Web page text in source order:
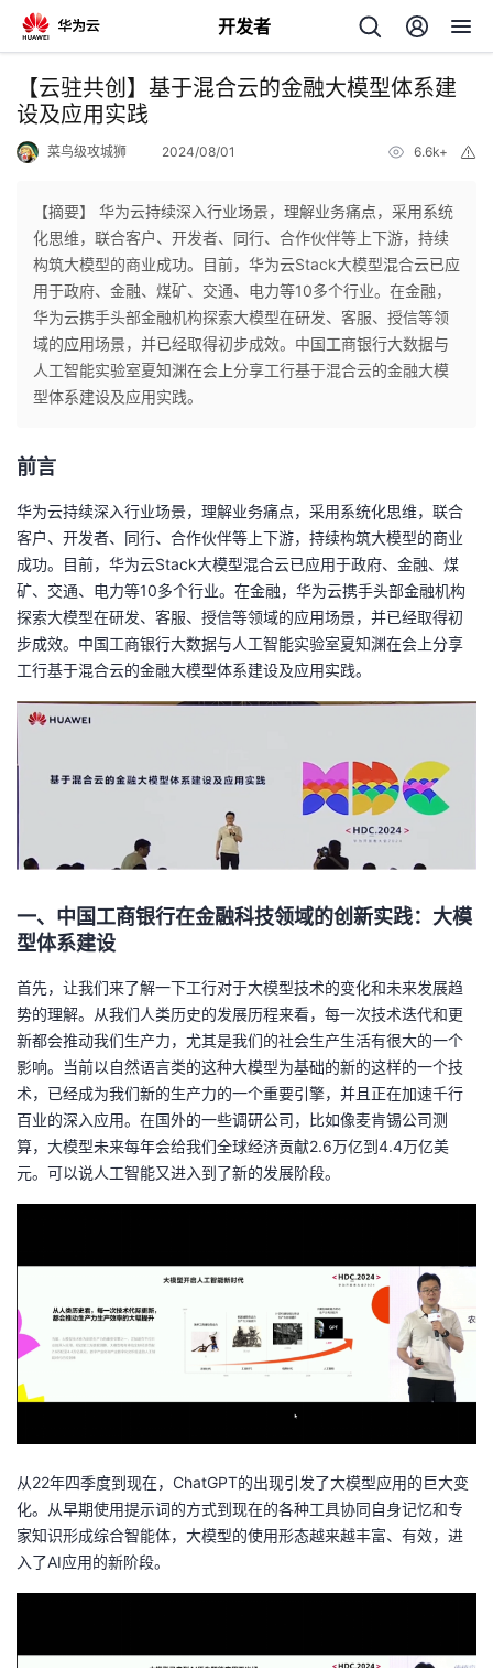
开发者
返
回
个
人
主
我
的
发
者
我
的
我
动
关
注
的
开
发
者
学
的
程
我
认
证
的
实
验
我
的
收
我
的
Programs
我
的
支
持
持
建
议
【云驻共创】基于混合云的金融大模型体系建
设及应用实践
菜鸟级攻城狮 2024/08/01 6.6k+
【摘要】 华为云持续深入行业场景，理解业务痛点，采用系统
化思维，联合客户、开发者、同行、合作伙伴等上下游，持续
构筑大模型的商业成功。目前，华为云Stack大模型混合云已应
用于政府、金融、煤矿、交通、电力等10多个行业。在金融，
华为云携手头部金融机构探索大模型在研发、客服、授信等领
域的应用场景，并已经取得初步成效。中国工商银行大数据与
人工智能实验室夏知渊在会上分享工行基于混合云的金融大模
型体系建设及应用实践。
前言
华为云持续深入行业场景，理解业务痛点，采用系统化思维，联合
客户、开发者、同行、合作伙伴等上下游，持续构筑大模型的商业
成功。目前，华为云Stack大模型混合云已应用于政府、金融、煤
矿、交通、电力等10多个行业。在金融，华为云携手头部金融机构
探索大模型在研发、客服、授信等领域的应用场景，并已经取得初
步成效。 中国工商银行大数据与人工智能实验室夏知渊在会上分享
工行基于混合云的金融大模型体系建设及应用实践。
一、中国工商银行在金融科技领域的创新实践：大模
型体系建设
首先，让我们来了解一下工行对于大模型技术的变化和未来发展趋
势的理解。从我们人类历史的发展历程来看，每一次技术迭代和更
新都会推动我们生产力，尤其是我们的社会生产生活有很大的一个
影响。当前以自然语言类的这种大模型为基础的新的这样的一个技
术，已经成为我们新的生产力的一个重要引擎，并且正在加速千行
百业的深入应用。在国外的一些调研公司，比如像麦肯锡公司测
算，大模型未来每年会给我们全球经济贡献2.6万亿到4.4万亿美
元。可以说人工智能又进入到了新的发展阶段。
从22年四季度到现在，ChatGPT的出现引发了大模型应用的巨大变
化。从早期使用提示词的方式到现在的各种工具协同自身记忆和专
家知识形成综合智能体，大模型的使用形态越来越丰富、有效，进
入了AI应用的新阶段。